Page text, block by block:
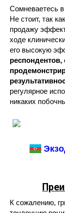
Сомневаетесь
Не стоит, так
продажу
ходе
его высокую
регулярное
никаких
К сожалению,